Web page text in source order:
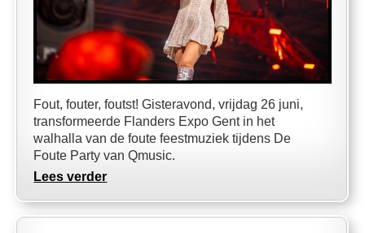
Fout, fouter, foutst! Gisteravond, vrijdag 26 juni,
transformeerde Flanders Expo Gent in het
walhalla van de foute feestmuziek tijdens De
Foute Party van Qmusic.
Lees verder